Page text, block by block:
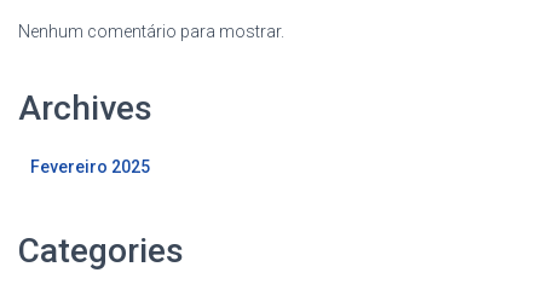
Nenhum comentário para mostrar.
Archives
Fevereiro 2025
Categories